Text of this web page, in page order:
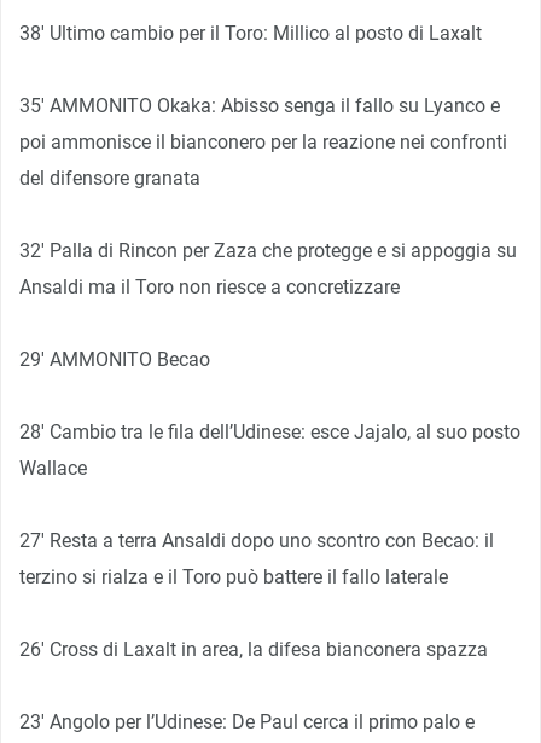
38′ Ultimo cambio per il Toro: Millico al posto di Laxalt
35′ AMMONITO Okaka: Abisso senga il fallo su Lyanco e
poi ammonisce il bianconero per la reazione nei confronti
del difensore granata
32′ Palla di Rincon per Zaza che protegge e si appoggia su
Ansaldi ma il Toro non riesce a concretizzare
29′ AMMONITO Becao
28′ Cambio tra le fila dell’Udinese: esce Jajalo, al suo posto
Wallace
27′ Resta a terra Ansaldi dopo uno scontro con Becao: il
terzino si rialza e il Toro può battere il fallo laterale
26′ Cross di Laxalt in area, la difesa bianconera spazza
23′ Angolo per l’Udinese: De Paul cerca il primo palo e